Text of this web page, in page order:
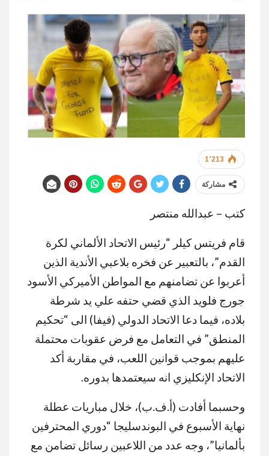
1٬213
مشاركة
كتب – عبدالله منتصر
قام فريتس كيلر “رئيس الاتحاد الألماني لكرة
القدم”، بالتعبير عن فخره بلاعبي الأندية الذين
أعربوا عن تضامنهم مع المواطن الأميركي الأسود
جورج فلويد الذي قضي حتفه علي يد شرطة
بلاده، فيما دعا الاتحاد الدولي (فيفا) الى “تحكيم
المنطق” في التعامل مع فرض عقوبات محتملة
عليهم بموجب قوانين اللعب، في مقاربة أكد
الاتحاد الإنكليزي انه سيعتمدها بدوره.
وحسبما أفادت (أ.ف.ب)، خلال مباريات عطلة
نهاية الأسبوع في البوندسليجا “دوري المحترفين
بألمانيا”، وجه عدد من اللاعبين رسائل تضامن مع